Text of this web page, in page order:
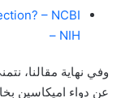
– NCBI
– NIH
وفي نهاية مقالنا،
عن دواء اميكاسين